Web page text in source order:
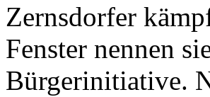
Zernsdorfer
Fenster nennen
Bürgerinitiative.